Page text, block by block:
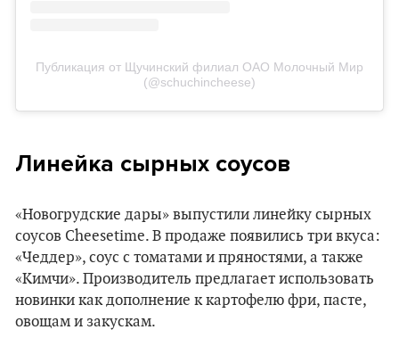
Публикация от Щучинский филиал ОАО Молочный Мир
(@schuchincheese)
Линейка сырных соусов
«Новогрудские дары» выпустили линейку сырных
соусов Cheesetime. В продаже появились три вкуса:
«Чеддер», соус с томатами и пряностями, а также
«Кимчи». Производитель предлагает использовать
новинки как дополнение к картофелю фри, пасте,
овощам и закускам.